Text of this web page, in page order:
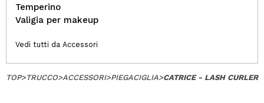
Temperino
Valigia per makeup
Vedi tutti da Accessori
TOP>TRUCCO>ACCESSORI>PIEGACIGLIA>CATRICE - LASH CURLER